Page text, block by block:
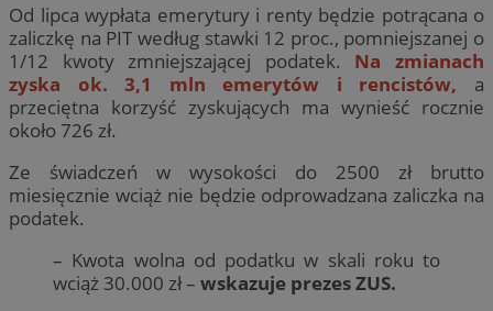
Od lipca wypłata emerytury i renty będzie potrącana o
zaliczkę na PIT według stawki 12 proc., pomniejszanej o
1/12 kwoty zmniejszającej podatek. Na zmianach
zyska ok. 3,1 mln emerytów i rencistów, a
przeciętna korzyść zyskujących ma wynieść rocznie
około 726 zł.
Ze świadczeń w wysokości do 2500 zł brutto
miesięcznie wciąż nie będzie odprowadzana zaliczka na
podatek.
– Kwota wolna od podatku w skali roku to
wciąż 30.000 zł – wskazuje prezes ZUS.